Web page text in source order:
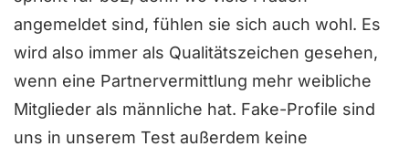
angemeldet sind, fühlen sie sich auch wohl. Es
wird also immer als Qualitätszeichen gesehen,
wenn eine Partnervermittlung mehr weibliche
Mitglieder als männliche hat. Fake-Profile sind
uns in unserem Test außerdem keine